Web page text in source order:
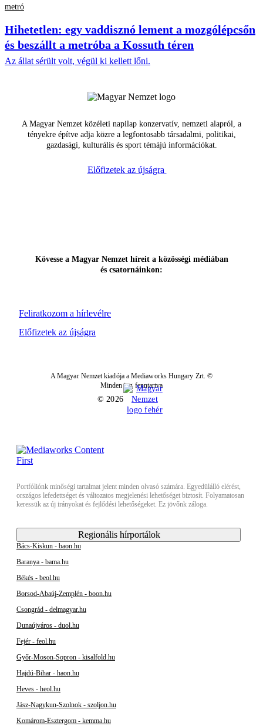
metró
Hihetetlen: egy vaddisznó lement a mozgólépcsőn
és beszállt a metróba a Kossuth téren
Az állat sérült volt, végül ki kellett lőni.
A Magyar Nemzet közéleti napilap konzervatív, nemzeti alapról, a
tényekre építve adja közre a legfontosabb társadalmi, politikai,
gazdasági, kulturális és sport témájú információkat.
Előfizetek az újságra
Feliratkozom a hírlevélre
Kövesse a Magyar Nemzet híreit a közösségi médiában
és csatornáinkon:
Előfizetek az újságra
A Magyar Nemzet kiadója a Mediaworks Hungary Zrt. ©
Minden jog fenntartva
© 2026
Portfóliónk minőségi tartalmat jelent minden olvasó számára. Egyedülálló elérést,
országos lefedettséget és változatos megjelenési lehetőséget biztosít. Folyamatosan
keressük az új irányokat és fejlődési lehetőségeket. Ez jövőnk záloga.
Regionális hírportálok
Bács-Kiskun - baon.hu
Baranya - bama.hu
Békés - beol.hu
Borsod-Abaúj-Zemplén - boon.hu
Csongrád - delmagyar.hu
Dunaújváros - duol.hu
Fejér - feol.hu
Győr-Moson-Sopron - kisalfold.hu
Hajdú-Bihar - haon.hu
Heves - heol.hu
Jász-Nagykun-Szolnok - szoljon.hu
Komárom-Esztergom - kemma.hu